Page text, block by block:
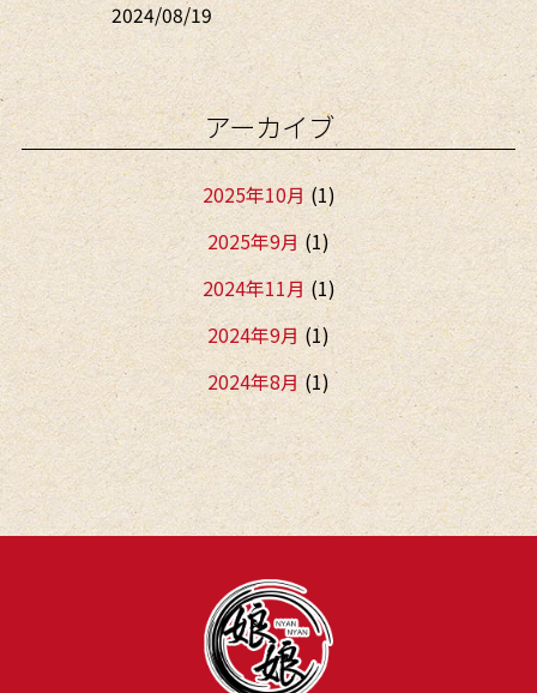
2024/08/19
アーカイブ
2025年10月 (1)
2025年9月 (1)
2024年11月 (1)
2024年9月 (1)
2024年8月(1)
2024年5月 (2)
2024年1月 (2)
2023年12月(1)
2023年1月(1)
2022年12月(1)